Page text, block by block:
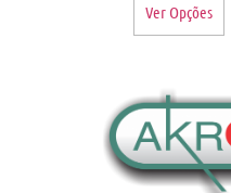
Ver Opções